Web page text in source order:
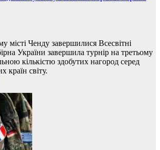
місті Ченду завершилися Всесвітні
України завершила турнір на третьому
кількістю здобутих нагород серед
країн світу.